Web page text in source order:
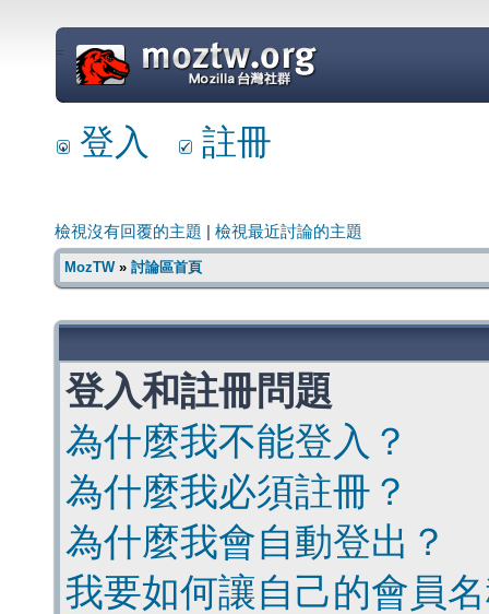
=
登入 註冊
檢視沒有回覆的主題 檢視最近討論的主題
MozTW» 討論區首頁
登入和註冊問題
為什麼我不能登入？
為什麼我必須註冊？
為什麼我會自動登出？
我要如何讓自己的會員